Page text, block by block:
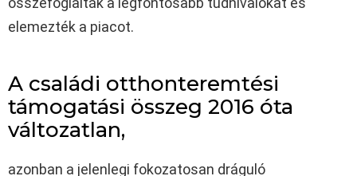
elemezték a piacot.
A családi otthonteremtési
támogatási összeg 2016 óta
változatlan,
azonban a jelenlegi fokozatosan dráguló